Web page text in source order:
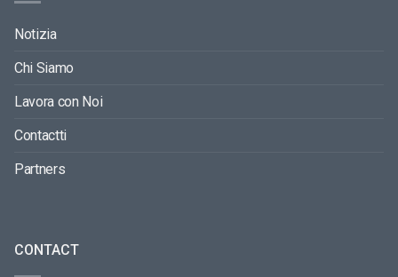
Notizia
Chi Siamo
Lavora con Noi
Contactti
Partners
CONTACT